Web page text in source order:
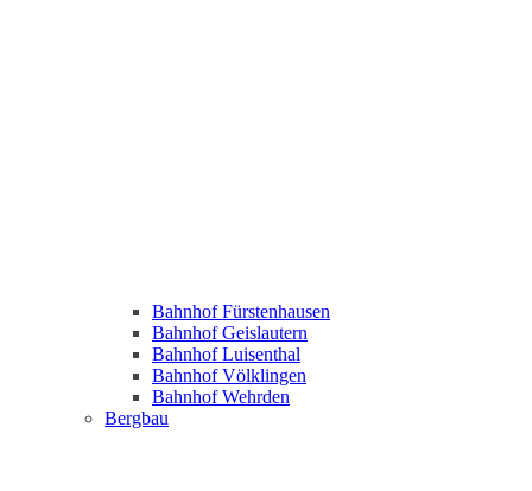
Bahnhof Fürstenhausen
Bahnhof Geislautern
Bahnhof Luisenthal
Bahnhof Völklingen
Bahnhof Wehrden
Bergbau